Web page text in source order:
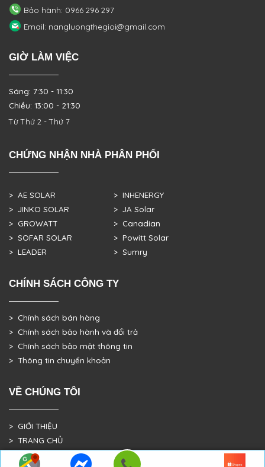
Bảo hành: 0966 296 297
Email: nangluongthegioi@gmail.com
GIỜ LÀM VIỆC
Sáng: 7:30 - 11:30
Chiều: 13:00 - 21:30
Từ Thứ 2 - Thứ 7
CHỨNG NHẬN NHÀ PHÂN PHỐI
> AE SOLAR
> JINKO SOLAR
> GROWATT
> SOFAR SOLAR
> LEADER
> INHENERGY
> JA Solar
> Canadian
> Powitt Solar
> Sumry
CHÍNH SÁCH CÔNG TY
> Chính sách bán hàng
> Chính sách bảo hành và đổi trả
> Chính sách bảo mật thông tin
> Thông tin chuyển khoản
VỀ CHÚNG TÔI
> GIỚI THIỆU
> TRANG CHỦ
> DỰ ÁN THỰC TẾ